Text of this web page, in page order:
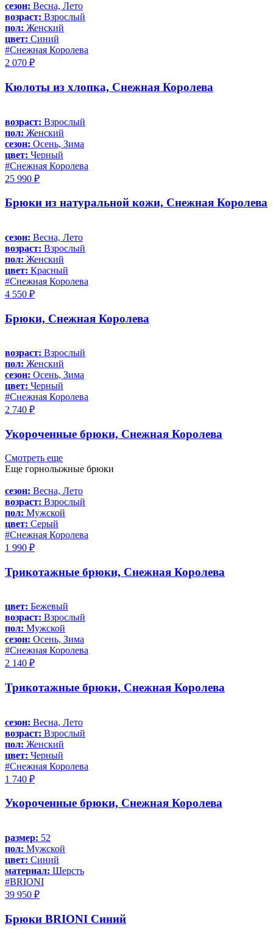
сезон: Весна, Лето
возраст: Взрослый
пол: Женский
цвет: Синий
#Снежная Королева
2 070 ₽
Кюлоты из хлопка, Снежная Королева
возраст: Взрослый
пол: Женский
сезон: Осень, Зима
цвет: Черный
#Снежная Королева
25 990 ₽
Брюки из натуральной кожи, Снежная Королева
сезон: Весна, Лето
возраст: Взрослый
пол: Женский
цвет: Красный
#Снежная Королева
4 550 ₽
Брюки, Снежная Королева
возраст: Взрослый
пол: Женский
сезон: Осень, Зима
цвет: Черный
#Снежная Королева
2 740 ₽
Укороченные брюки, Снежная Королева
Смотреть еще
Еще горнолыжные брюки
сезон: Весна, Лето
возраст: Взрослый
пол: Мужской
цвет: Серый
#Снежная Королева
1 990 ₽
Трикотажные брюки, Снежная Королева
цвет: Бежевый
возраст: Взрослый
пол: Мужской
сезон: Осень, Зима
#Снежная Королева
2 140 ₽
Трикотажные брюки, Снежная Королева
сезон: Весна, Лето
возраст: Взрослый
пол: Женский
цвет: Черный
#Снежная Королева
1 740 ₽
Укороченные брюки, Снежная Королева
размер: 52
пол: Мужской
цвет: Синий
материал: Шерсть
#BRIONI
39 950 ₽
Брюки BRIONI Синий